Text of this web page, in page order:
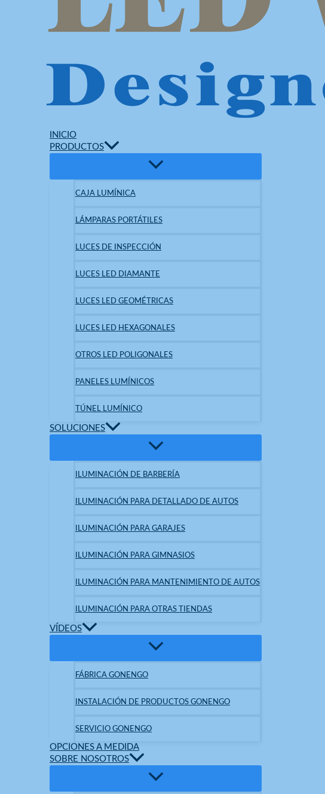
INICIO
PRODUCTOS
CAJA LUMÍNICA
LÁMPARAS PORTÁTILES
LUCES DE INSPECCIÓN
LUCES LED DIAMANTE
LUCES LED GEOMÉTRICAS
LUCES LED HEXAGONALES
OTROS LED POLIGONALES
PANELES LUMÍNICOS
TÚNEL LUMÍNICO
SOLUCIONES
ILUMINACIÓN DE BARBERÍA
ILUMINACIÓN PARA DETALLADO DE AUTOS
ILUMINACIÓN PARA GARAJES
ILUMINACIÓN PARA GIMNASIOS
ILUMINACIÓN PARA MANTENIMIENTO DE AUTOS
ILUMINACIÓN PARA OTRAS TIENDAS
VÍDEOS
FÁBRICA GONENGO
INSTALACIÓN DE PRODUCTOS GONENGO
SERVICIO GONENGO
OPCIONES A MEDIDA
SOBRE NOSOTROS